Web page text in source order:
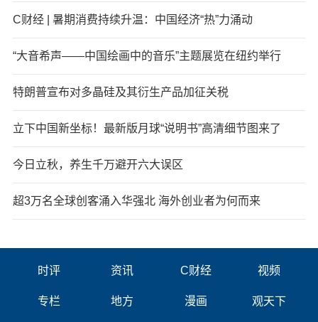
C财经 | 暑期消费持续升温：中国经济“热”力涌动
“大音希声——中国绘画中的音乐”主题展览在纽约举行
特朗普宣布对多晶硅及其衍生产品加征关税
立下中国新坐标！最新版月球“说明书”高清细节图来了
今日立秋，养生千万避开六大误区
超3万名全球创客涌入华强北 海外创业者为何而来
时评 资讯 C财经 视频
专栏 地方 漫画 观天下